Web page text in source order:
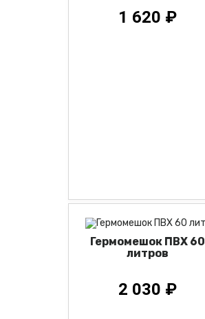
1 620 ₽
Гермомешок ПВХ 60
литров
2 030 ₽